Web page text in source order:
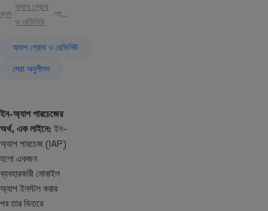
ব্লগ
অ্যাপ গ্রোথ
ও রেভিনিউ
আর্টিকেল
অ্যাপ গ্রোথ ও রেভিনিউ
সেরা অনুশীলন
ইন-অ্যাপ পারচেজের
অর্থ, এক লাইনে: ইন-
অ্যাপ পারচেজ (IAP)
হলো একজন
ব্যবহারকারী মোবাইল
অ্যাপ ইনস্টল করার
পর তার ভিতরে